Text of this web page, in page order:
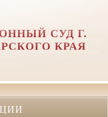
СУД Г.
КРАЯ